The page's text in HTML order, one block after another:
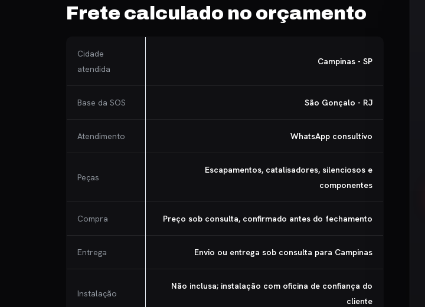
Frete calculado no orçamento
Cidade
atendida
Campinas - SP
Base da SOS São Gonçalo - RJ
Atendimento WhatsApp consultivo
Peças
Escapamentos, catalisadores, silenciosos e
componentes
Compra Preço sob consulta, confirmado antes do fechamento
Entrega Envio ou entrega sob consulta para Campinas
Instalação
Não inclusa; instalação com oficina de confiança do
cliente